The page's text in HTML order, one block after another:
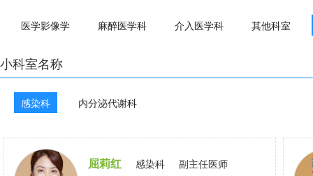
医学影像学 麻醉医学科 介入医学科 其他科室
小科室名称
感染科 内分泌代谢科
屈莉红 感染科
副主任医师